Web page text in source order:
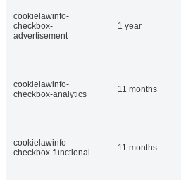
cookielawinfo-
checkbox-
advertisement
1 year
cookielawinfo-
checkbox-analytics
11 months
cookielawinfo-
checkbox-functional
11 months